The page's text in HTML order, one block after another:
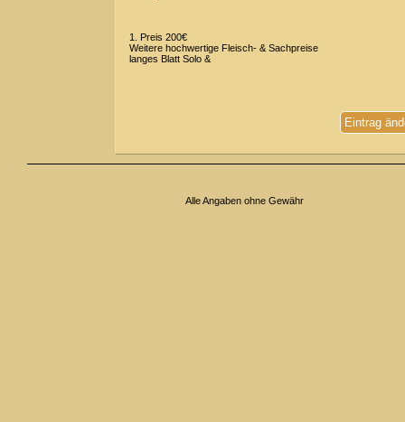
1. Preis 200€
Weitere hochwertige Fleisch- & Sachpreise
langes Blatt Solo &
Eintrag
Alle Angaben ohne Gewähr